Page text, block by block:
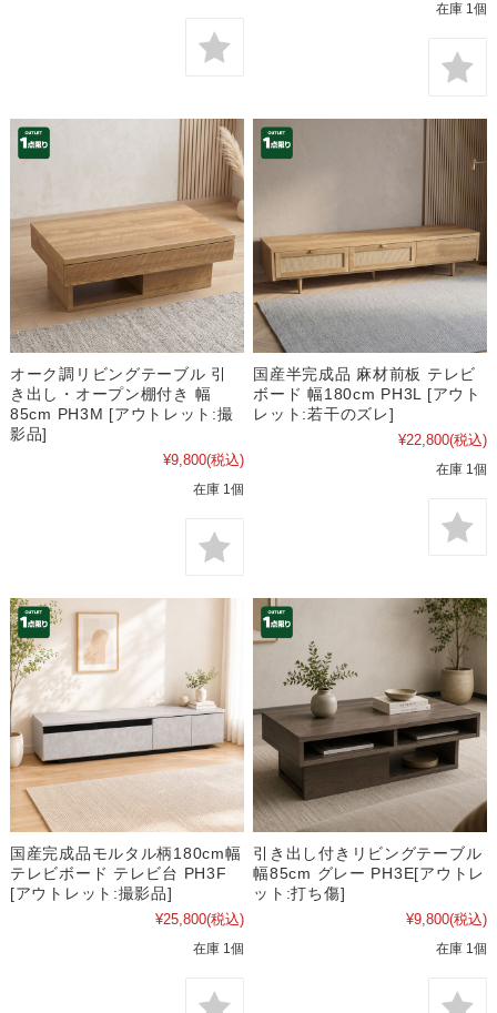
在庫 1個
オーク調リビングテーブル 引
き出し・オープン棚付き 幅
85cm PH3M [アウトレット:撮
影品]
¥9,800(税込)
在庫 1個
国産半完成品 麻材前板 テレビ
ボード 幅180cm PH3L [アウト
レット:若干のズレ]
¥22,800(税込)
在庫 1個
国産完成品モルタル柄180cm幅
テレビボード テレビ台 PH3F
[アウトレット:撮影品]
¥25,800(税込)
在庫 1個
引き出し付きリビングテーブル
幅85cm グレー PH3E[アウトレ
ット:打ち傷]
¥9,800(税込)
在庫 1個